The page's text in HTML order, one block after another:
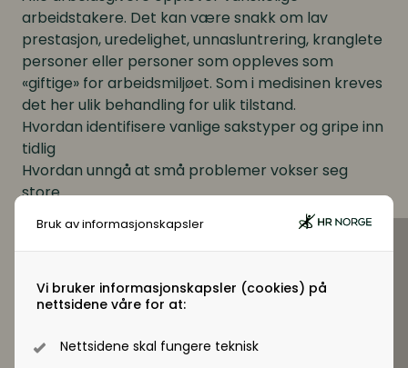
Bruk av informasjonskapsler
Vi bruker informasjonskapsler (cookies) på
nettsidene våre for at:
Nettsidene skal fungere teknisk
arbeidstakere. Det kan være snakk om lav
prestasjon, uredelighet, unnasluntrering, kranglete
personer eller personer som oppleves som
«giftige» for arbeidsmiljøet. Som i medisinen kreves
det her ulik behandling for ulik tilstand.
Hvordan identifisere vanlige sakstyper og gripe inn
tidlig
Hvordan unngå at små problemer vokser seg
store
De rettslige sanksjonene du bør bruke i ulike
Råd om kommunikasjon, oppfølging og
dokumentasjon
Hun holder foredraget med
Ole André Oftebro
arrangement og meld deg på her